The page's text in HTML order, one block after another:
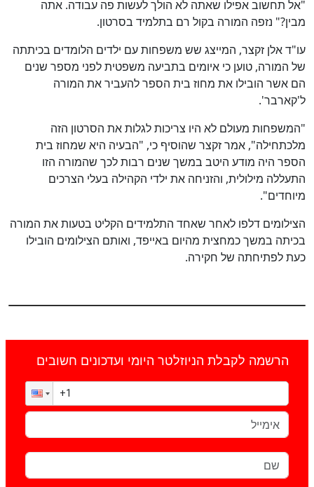
"אל תחשוב אפילו שאתה לא הולך לעשות פה עבודה. אתה
מבין?" נזפה המורה בקול רם בתלמיד בסרטון.
עו"ד אלן זקצר, המייצג שש משפחות עם ילדים הלומדים בכיתתה
של המורה, טוען כי איומים בתביעה משפטית לפני מספר שנים
הם אשר הובילו את מחוז בית הספר להעביר את המורה
ל'קארבר'.
"המשפחות מעולם לא היו צריכות לגלות את הסרטון הזה
מלכתחילה", אמר זקצר שהוסיף כי, "הבעיה היא שמחוז בית
הספר היה מודע היטב במשך שנים רבות לכך שהמורה הזו
התעללה מילולית, והזניחה את ילדי הקהילה בעלי הצרכים
מיוחדים".
הצילומים דלפו לאחר שאחד התלמידים הקליט בטעות את המורה
בכיתה במשך כמחצית מהיום באייפד, ואותם הצילומים הובילו
כעת לפתיחתה של חקירה.
הרשמה לקבלת הניוזלטר היומי ועדכונים חשובים